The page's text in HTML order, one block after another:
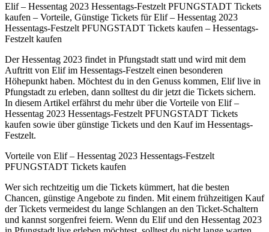
Elif – Hessentag 2023 Hessentags-Festzelt PFUNGSTADT Tickets
kaufen – Vorteile, Günstige Tickets für Elif – Hessentag 2023
Hessentags-Festzelt PFUNGSTADT Tickets kaufen – Hessentags-
Festzelt kaufen
Der Hessentag 2023 findet in Pfungstadt statt und wird mit dem
Auftritt von Elif im Hessentags-Festzelt einen besonderen
Höhepunkt haben. Möchtest du in den Genuss kommen, Elif live in
Pfungstadt zu erleben, dann solltest du dir jetzt die Tickets sichern.
In diesem Artikel erfährst du mehr über die Vorteile von Elif –
Hessentag 2023 Hessentags-Festzelt PFUNGSTADT Tickets
kaufen sowie über günstige Tickets und den Kauf im Hessentags-
Festzelt.
Vorteile von Elif – Hessentag 2023 Hessentags-Festzelt
PFUNGSTADT Tickets kaufen
Wer sich rechtzeitig um die Tickets kümmert, hat die besten
Chancen, günstige Angebote zu finden. Mit einem frühzeitigen Kauf
der Tickets vermeidest du lange Schlangen an den Ticket-Schaltern
und kannst sorgenfrei feiern. Wenn du Elif und den Hessentag 2023